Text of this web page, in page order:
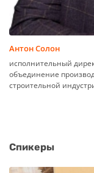
Антон Солон
исполнительный
объединение
строительной
Спикеры